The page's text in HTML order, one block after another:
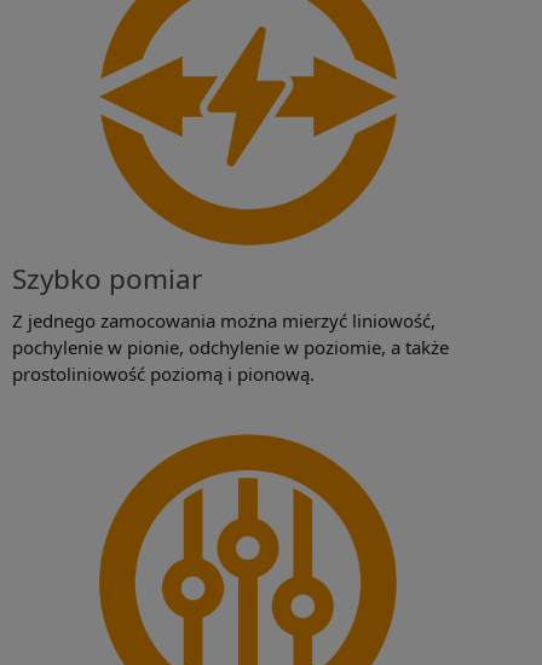
Szybko pomiar
Z jednego zamocowania można mierzyć liniowość,
pochylenie w pionie, odchylenie w poziomie, a także
prostoliniowość poziomą i pionową.